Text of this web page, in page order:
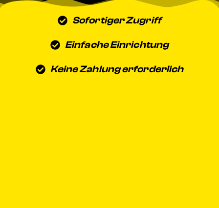
Sofortiger Zugriff
Einfache Einrichtung
Keine Zahlung erforderlich